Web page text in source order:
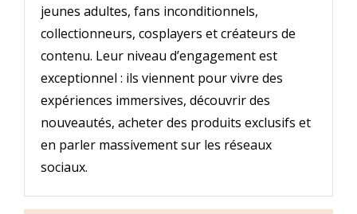
jeunes adultes, fans inconditionnels,
collectionneurs, cosplayers et créateurs de
contenu. Leur niveau d’engagement est
exceptionnel : ils viennent pour vivre des
expériences immersives, découvrir des
nouveautés, acheter des produits exclusifs et
en parler massivement sur les réseaux
sociaux.